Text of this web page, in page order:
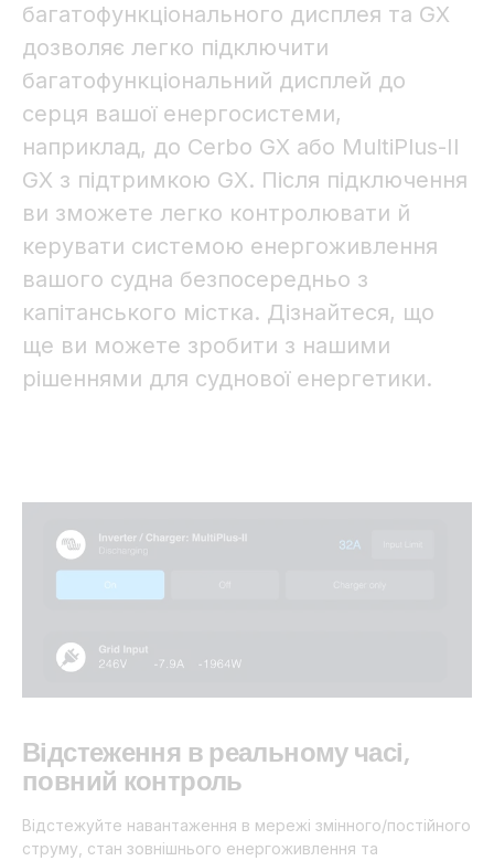
багатофункціонального дисплея та GX
дозволяє легко підключити
багатофункціональний дисплей до
серця вашої енергосистеми,
наприклад, до Cerbo GX або MultiPlus-II
GX з підтримкою GX. Після підключення
ви зможете легко контролювати й
керувати системою енергоживлення
вашого судна безпосередньо з
капітанського містка. Дізнайтеся, що
ще ви можете зробити з нашими
рішеннями для суднової енергетики.
Відстеження в реальному часі,
повний контроль
Відстежуйте навантаження в мережі змінного/постійного
струму, стан зовнішнього енергоживлення та